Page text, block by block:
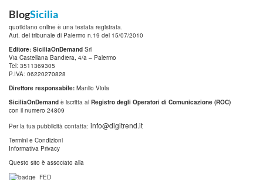
BlogSicilia
quotidiano online è una testata registrata.
Aut. del tribunale di Palermo n.19 del 15/07/2010
Editore: SiciliaOnDemand Srl
Via Castellana Bandiera, 4/a – Palermo
Tel: 3511369305
P.IVA: 06220270828
Direttore responsabile: Manlio Viola
SiciliaOnDemand è iscritta al Registro degli Operatori di Comunicazione (ROC)
con il numero 24809
Per la tua pubblicità contatta: info@digitrend.it
Termini e Condizioni
Informativa Privacy
Questo sito è associato alla